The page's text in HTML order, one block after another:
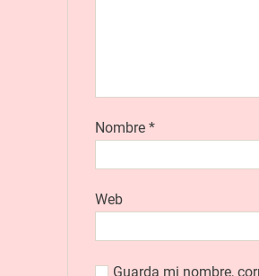
Nombre *
Web
Guarda mi nombre,